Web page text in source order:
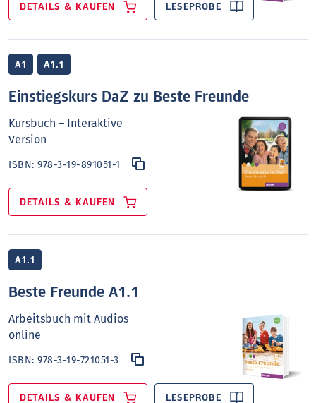
DETAILS & KAUFEN LESEPROBE
A1 A1.1
Einstiegskurs DaZ zu Beste Freunde
Kursbuch – Interaktive
Version
ISBN:978-3-19-891051-1
DETAILS & KAUFEN
A1.1
Beste Freunde A1.1
Arbeitsbuch mit Audios
online
ISBN:978-3-19-721051-3
DETAILS & KAUFEN LESEPROBE